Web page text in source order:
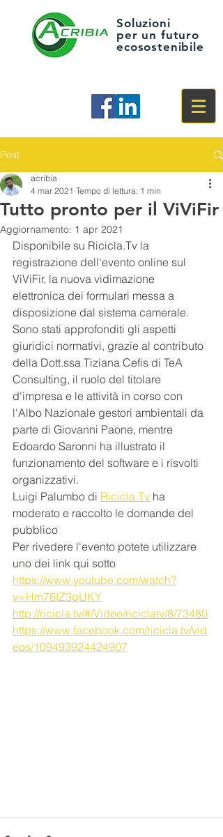
Soluzioni
per un futuro
ecosostenibile
Post
Tutto pronto per il ViViFir
acribia
4 mar 2021 Tempo di lettura: 1 min
Aggiornamento: 1 apr 2021
Disponibile su Ricicla.Tv la
registrazione dell'evento online sul
ViViFir, la nuova vidimazione
elettronica dei formulari messa a
disposizione dal sistema camerale.
Sono stati approfonditi gli aspetti
giuridici normativi, grazie al contributo
della Dott.ssa Tiziana Cefis di TeA
Consulting, il ruolo del titolare
d'impresa e le attività in corso con
l'Albo Nazionale gestori ambientali da
parte di Giovanni Paone, mentre
Edoardo Saronni ha illustrato il
funzionamento del software e i risvolti
organizzativi.
Luigi Palumbo di Ricicla.Tv ha
moderato e raccolto le domande del
pubblico
Per rivedere l'evento potete utilizzare
uno dei link qui sotto
https://www.youtube.com/watch?
v=Hm76IZ3qUKY
http://ricicla.tv/#/Video/riciclatv/8/73480
https://www.facebook.com/ricicla.tv/vid
eos/109493924424907